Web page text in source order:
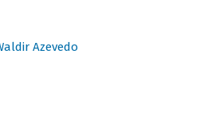
Azevedo